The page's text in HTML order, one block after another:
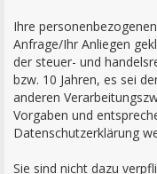
Ihre
Anfrage/Ihr Anliegen
der steuer- und
bzw. 10 Jahren, es sei
anderen
Vorgaben und
Datenschutzerklärung
Sie sind nicht dazu